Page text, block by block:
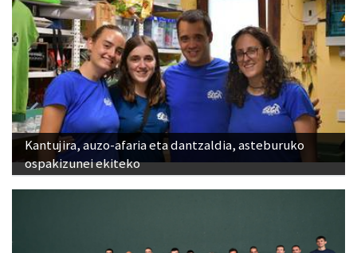
Kantujira, auzo-afaria eta dantzaldia, asteburuko
ospakizunei ekiteko